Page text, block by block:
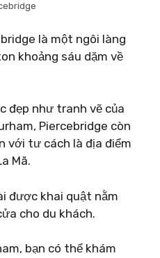
là một ngôi làng
khoảng sáu dặm về
đẹp như tranh vẽ của
Piercebridge còn
với tư cách là địa điểm
Mã.
được khai quật nằm
cho du khách.
bạn có thể khám